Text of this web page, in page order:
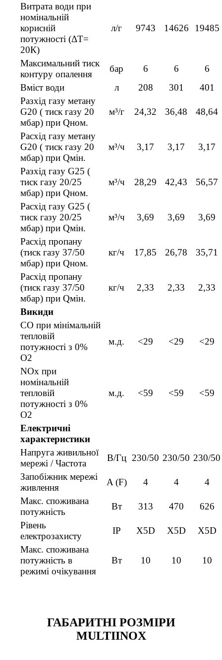
Витрата води при
номінальній
корисній
потужності (ΔT=
20К)
л/г 9743 14626 19485
Максимальний тиск
контуру опалення
бар 6 6
6
Вміст води
л 208 301
401
Разхід газу метану
G20 ( тиск газу 20
мбар) при Qном.
м³/г 24,32 36,48 48,64
Расхід газу метану
G20 ( тиск газу 20
мбар) при Qмін.
м³/ч 3,17 3,17 3,17
Разхід газу G25 (
тиск газу 20/25
мбар) при Qном.
м³/ч 28,29 42,43 56,57
Расхід газу G25 (
тиск газу 20/25
мбар) при Qмін.
м³/ч 3,69 3,69 3,69
Расхід пропану
(тиск газу 37/50
мбар) при Qном.
кг/ч 17,85 26,78 35,71
Расхід пропану
(тиск газу 37/50
мбар) при Qмін.
кг/ч 2,33 2,33 2,33
Викиди
CO при мінімальній
тепловій
потужності з 0%
O2
м.д. <29 <29 <29
NOx при
номінальній
тепловій
потужності з 0%
O2
м.д. <59 <59 <59
Електричні
характеристики
Напруга живильної
мережі / Частота
В/Гц 230/50 230/50 230/50
Запобіжник мережі
живлення
A (F) 4 4
4
Макс. споживана
потужність
Вт 313 470
626
Рівень
електрозахисту
IP X5D X5D
X5D
Макс. споживана
потужність в
режимі очікування
Вт 10 10 10
ГАБАРИТНІ РОЗМІРИ
MULTIINOX